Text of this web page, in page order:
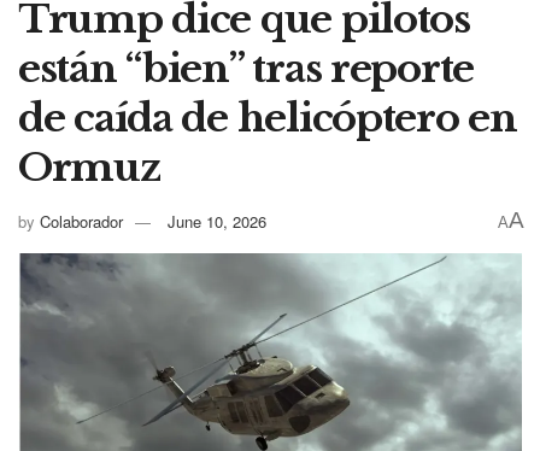
Trump dice que pilotos
están “bien” tras reporte
de caída de helicóptero en
Ormuz
by Colaborador June 10, 2026 AA